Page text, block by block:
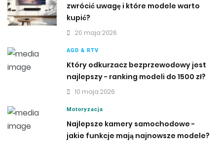
zwrócić uwagę i które modele warto
kupić?
20 maja 2026
AGD & RTV
Który odkurzacz bezprzewodowy jest
najlepszy - ranking modeli do 1500 zł?
10 maja 2026
Motoryzacja
Najlepsze kamery samochodowe -
jakie funkcje mają najnowsze modele?